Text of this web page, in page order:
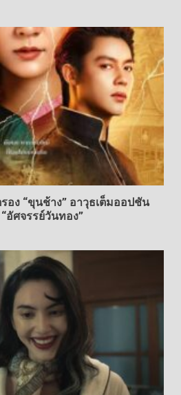
อง “ขุนช้าง” อาวุธเต็มออปชัน
อัศจรรย์วันทอง”